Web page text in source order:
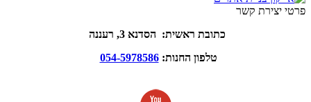
פרטי יצירת קשר
כתובת ראשית: הסדנא 3, רעננה
טלפון החנות:054-5978586